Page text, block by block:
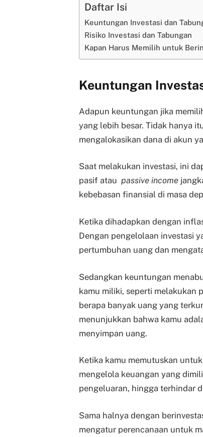
Daftar Isi
Keuntungan Investasi dan
Risiko Investasi dan Tabungan
Kapan Harus Memilih untuk
Keuntungan
Adapun keuntungan jika
yang lebih besar. Tidak hanya
mengalokasikan dana di akun
Saat melakukan investasi, ini
pasif atau passive income
kebebasan finansial di masa
Ketika dihadapkan dengan
Dengan pengelolaan investasi
pertumbuhan uang dan
Sedangkan keuntungan
kamu miliki, seperti melakukan
berapa banyak uang yang
menunjukkan bahwa kamu
menyimpan uang.
Ketika kamu memutuskan
mengelola keuangan yang
pengeluaran, hingga terhindar
Sama halnya dengan
mengatur perencanaan untuk